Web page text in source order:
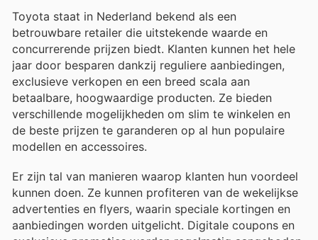
Toyota staat in Nederland bekend als een
betrouwbare retailer die uitstekende waarde en
concurrerende prijzen biedt. Klanten kunnen het hele
jaar door besparen dankzij reguliere aanbiedingen,
exclusieve verkopen en een breed scala aan
betaalbare, hoogwaardige producten. Ze bieden
verschillende mogelijkheden om slim te winkelen en
de beste prijzen te garanderen op al hun populaire
modellen en accessoires.
Er zijn tal van manieren waarop klanten hun voordeel
kunnen doen. Ze kunnen profiteren van de wekelijkse
advertenties en flyers, waarin speciale kortingen en
aanbiedingen worden uitgelicht. Digitale coupons en